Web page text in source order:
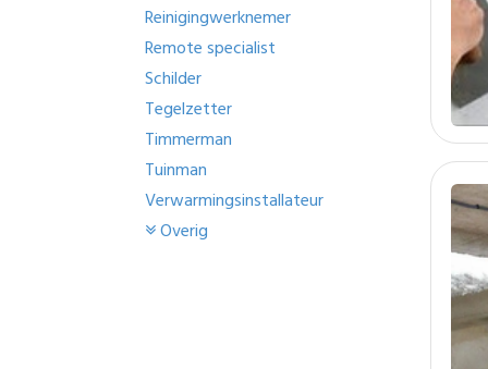
Reinigingwerknemer
Remote specialist
Schilder
Tegelzetter
Timmerman
Tuinman
Verwarmingsinstallateur
Overig